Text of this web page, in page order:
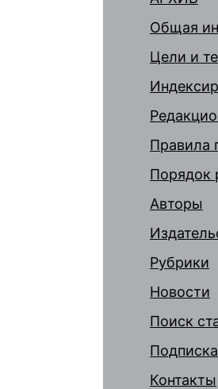
Общая
Цели и
Правила
Порядок
Авторы
Рубрики
Новости
Поиск
Подписка
Контакты